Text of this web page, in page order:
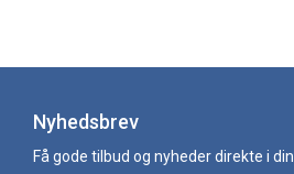
Nyhedsbrev
Få gode tilbud og nyheder direkte i din